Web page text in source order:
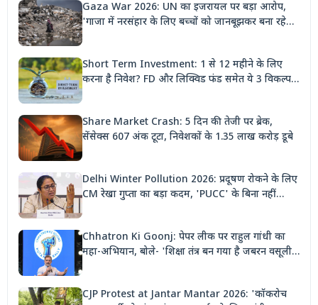
Gaza War 2026: UN का इजरायल पर बड़ा आरोप,
'गाजा में नरसंहार के लिए बच्चों को जानबूझकर बना रहे
Short Term Investment: 1 से 12 महीने के लिए
करना है निवेश? FD और लिक्विड फंड समेत ये 3 विकल्प
Share Market Crash: 5 दिन की तेजी पर ब्रेक,
सेंसेक्स 607 अंक टूटा, निवेशकों के 1.35 लाख करोड़ डूबे
Delhi Winter Pollution 2026: प्रदूषण रोकने के लिए
CM रेखा गुप्ता का बड़ा कदम, 'PUCC' के बिना नहीं
Chhatron Ki Goonj: पेपर लीक पर राहुल गांधी का
महा-अभियान, बोले- 'शिक्षा तंत्र बन गया है जबरन वसूली
CJP Protest at Jantar Mantar 2026: 'कॉकरोच